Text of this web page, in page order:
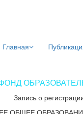
Главная
Запись о
ОБЩЕЕ